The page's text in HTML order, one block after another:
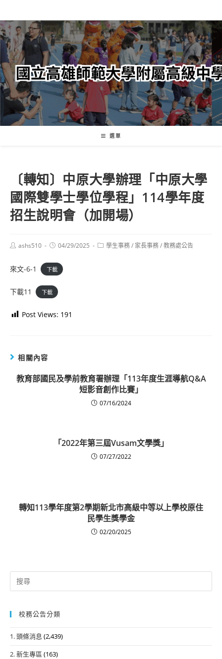
轉
至
主
內
容
選單
〔轉知〕中原大學辦理「中原大學
國際雙學士學位學程」114學年度
招生說明會（加開場）
Postashs510
Post04/29/2025
Post學生事務/ 家長事務/教務處公告
來文-6-1 下載
下載11 下載
Post Views: 191
相關內容
教育部國民及學前教育署辦理「113年度生涯導航Q&A
短影音創作比賽」
07/16/2024
「2022年第三屆Vusam文學獎」
07/27/2022
轉知113學年度第2學期新北市高級中等以上學校原住
民學生獎學金
02/20/2025
Search
for:
校務公告分類
1. 頭條消息 (2,439)
2. 新生專區 (163)